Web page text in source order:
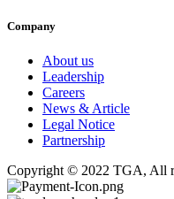
Company
About us
Leadership
Careers
News & Article
Legal Notice
Partnership
Copyright © 2022 TGA, All